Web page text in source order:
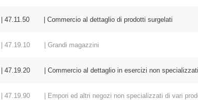
| 47.11.50 | Commercio al dettaglio di prodotti surgelati
| 47.19.10 | Grandi magazzini
| 47.19.20 | Commercio al dettaglio in esercizi non
| 47.19.90 | Empori ed altri negozi non specializzati di vari